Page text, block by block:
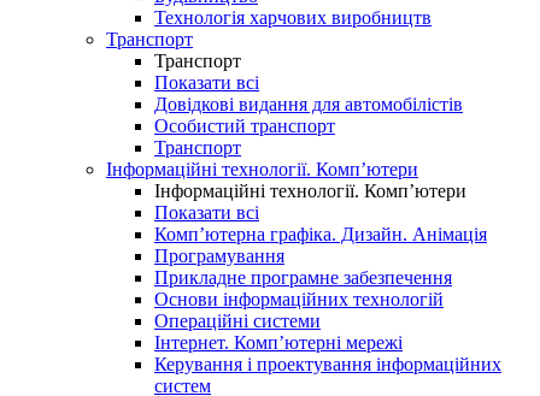
Технологія харчових виробництв
Транспорт
Транспорт
Показати всі
Довідкові видання для автомобілістів
Особистий транспорт
Транспорт
Інформаційні технології. Комп’ютери
Інформаційні технології. Комп’ютери
Показати всі
Комп’ютерна графіка. Дизайн. Анімація
Програмування
Прикладне програмне забезпечення
Основи інформаційних технологій
Операційні системи
Інтернет. Комп’ютерні мережі
Керування і проектування інформаційних
систем